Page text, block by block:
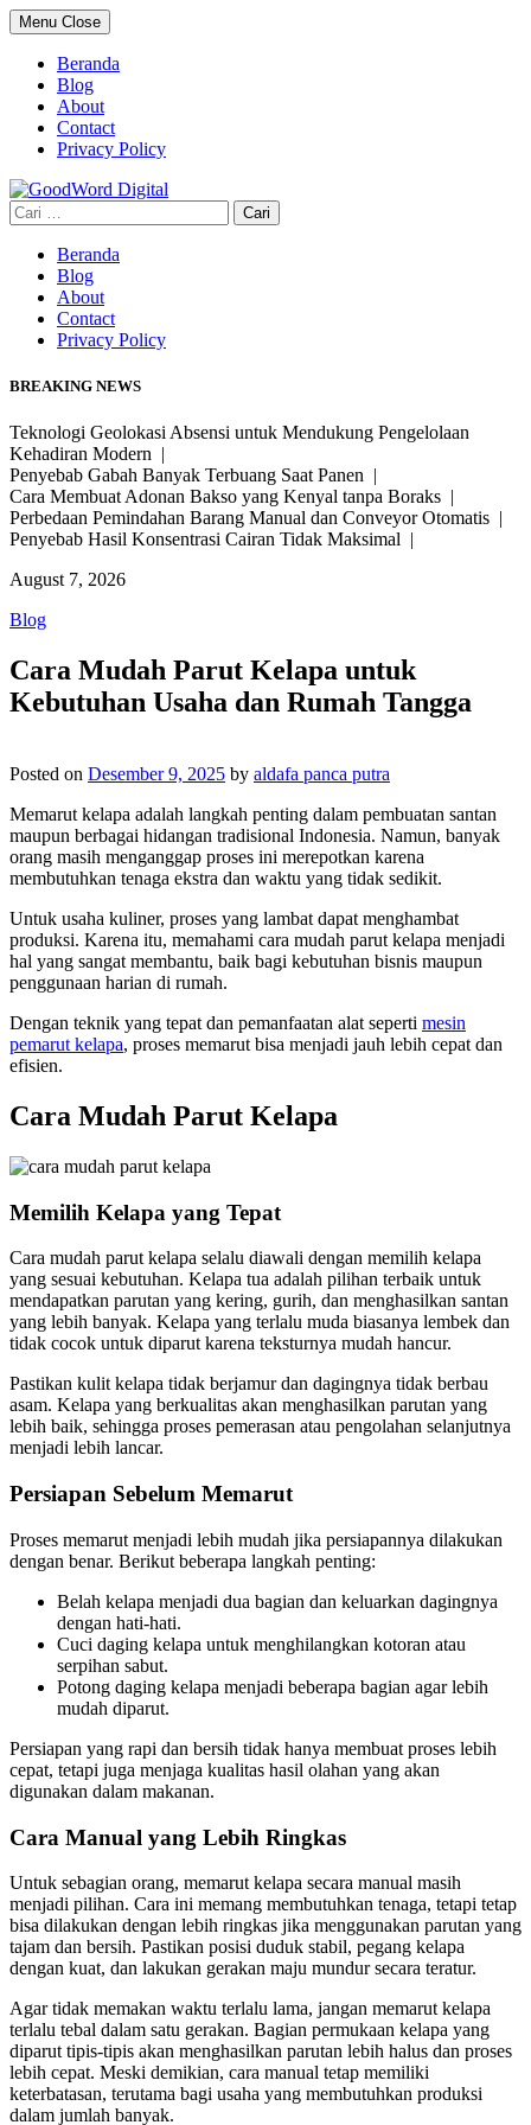
Skip
to
content
Menu Close
Beranda
Blog
About
Contact
Privacy Policy
Cari
untuk:
Beranda
Blog
About
Contact
Privacy Policy
BREAKING NEWS
Teknologi Geolokasi Absensi untuk Mendukung Pengelolaan
Kehadiran Modern |
Penyebab Gabah Banyak Terbuang Saat Panen |
Cara Membuat Adonan Bakso yang Kenyal tanpa Boraks |
Perbedaan Pemindahan Barang Manual dan Conveyor Otomatis |
Penyebab Hasil Konsentrasi Cairan Tidak Maksimal |
August 7, 2026
Blog
Cara Mudah Parut Kelapa untuk
Kebutuhan Usaha dan Rumah Tangga
Posted on Desember 9, 2025 by aldafa panca putra
Memarut kelapa adalah langkah penting dalam pembuatan santan
maupun berbagai hidangan tradisional Indonesia. Namun, banyak
orang masih menganggap proses ini merepotkan karena
membutuhkan tenaga ekstra dan waktu yang tidak sedikit.
Untuk usaha kuliner, proses yang lambat dapat menghambat
produksi. Karena itu, memahami cara mudah parut kelapa menjadi
hal yang sangat membantu, baik bagi kebutuhan bisnis maupun
penggunaan harian di rumah.
Dengan teknik yang tepat dan pemanfaatan alat seperti mesin
pemarut kelapa, proses memarut bisa menjadi jauh lebih cepat dan
efisien.
Cara Mudah Parut Kelapa
Memilih Kelapa yang Tepat
Cara mudah parut kelapa selalu diawali dengan memilih kelapa
yang sesuai kebutuhan. Kelapa tua adalah pilihan terbaik untuk
mendapatkan parutan yang kering, gurih, dan menghasilkan santan
yang lebih banyak. Kelapa yang terlalu muda biasanya lembek dan
tidak cocok untuk diparut karena teksturnya mudah hancur.
Pastikan kulit kelapa tidak berjamur dan dagingnya tidak berbau
asam. Kelapa yang berkualitas akan menghasilkan parutan yang
lebih baik, sehingga proses pemerasan atau pengolahan selanjutnya
menjadi lebih lancar.
Persiapan Sebelum Memarut
Proses memarut menjadi lebih mudah jika persiapannya dilakukan
dengan benar. Berikut beberapa langkah penting:
Belah kelapa menjadi dua bagian dan keluarkan dagingnya
dengan hati-hati.
Cuci daging kelapa untuk menghilangkan kotoran atau
serpihan sabut.
Potong daging kelapa menjadi beberapa bagian agar lebih
mudah diparut.
Persiapan yang rapi dan bersih tidak hanya membuat proses lebih
cepat, tetapi juga menjaga kualitas hasil olahan yang akan
digunakan dalam makanan.
Cara Manual yang Lebih Ringkas
Untuk sebagian orang, memarut kelapa secara manual masih
menjadi pilihan. Cara ini memang membutuhkan tenaga, tetapi tetap
bisa dilakukan dengan lebih ringkas jika menggunakan parutan yang
tajam dan bersih. Pastikan posisi duduk stabil, pegang kelapa
dengan kuat, dan lakukan gerakan maju mundur secara teratur.
Agar tidak memakan waktu terlalu lama, jangan memarut kelapa
terlalu tebal dalam satu gerakan. Bagian permukaan kelapa yang
diparut tipis-tipis akan menghasilkan parutan lebih halus dan proses
lebih cepat. Meski demikian, cara manual tetap memiliki
keterbatasan, terutama bagi usaha yang membutuhkan produksi
dalam jumlah banyak.